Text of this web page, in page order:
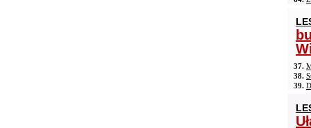
37.
38.
39.